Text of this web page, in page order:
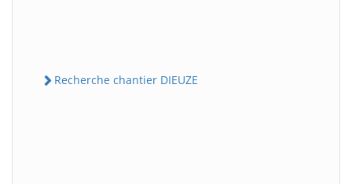
Recherche chantier DIEUZE